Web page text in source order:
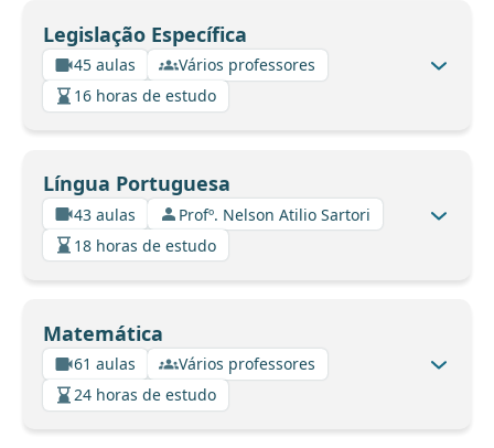
Legislação Específica
45 aulas
Vários professores
16 horas de estudo
Língua Portuguesa
43 aulas
Profº. Nelson Atilio Sartori
18 horas de estudo
Matemática
61 aulas
Vários professores
24 horas de estudo